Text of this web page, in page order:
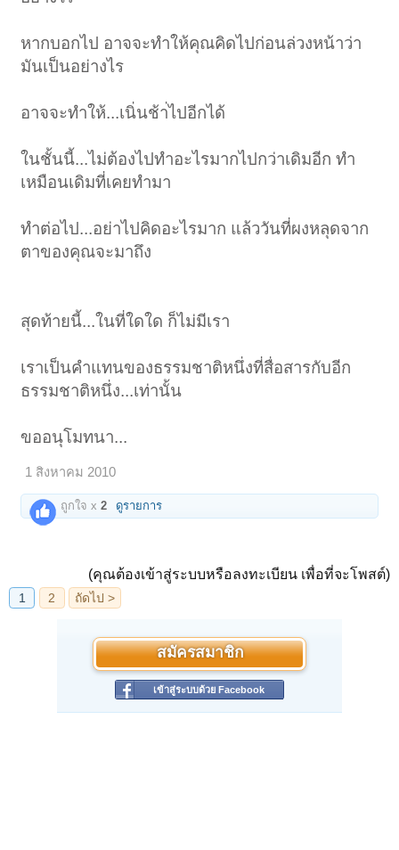
หากบอกไป อาจจะทำให้คุณคิดไปก่อนล่วงหน้าว่า
มันเป็นอย่างไร
อาจจะทำให้...เนิ่นช้า่ไปอีกได้
ในชั้นนี้...ไม่ต้องไปทำอะไรมากไปกว่าเดิมอีก ทำ
เหมือนเดิมที่เคยทำมา
ทำต่อไป...อย่าไปคิดอะไรมาก แล้ววันที่ผงหลุดจาก
ตาของคุณจะมาถึง
สุดท้ายนี้...ในที่ใดใด ก็ไม่มีเรา
เราเป็นคำแทนของธรรมชาติหนึ่งที่สื่อสารกับอีก
ธรรมชาติหนึ่ง...เท่านั้น
ขออนุโมทนา...
1 สิงหาคม 2010
ถูกใจ x2 ดูรายการ
(คุณต้องเข้าสู่ระบบหรือลงทะเบียน เพื่อที่จะโพสต์)
สมัครสมาชิก
เข้าสู่ระบบด้วย Facebook